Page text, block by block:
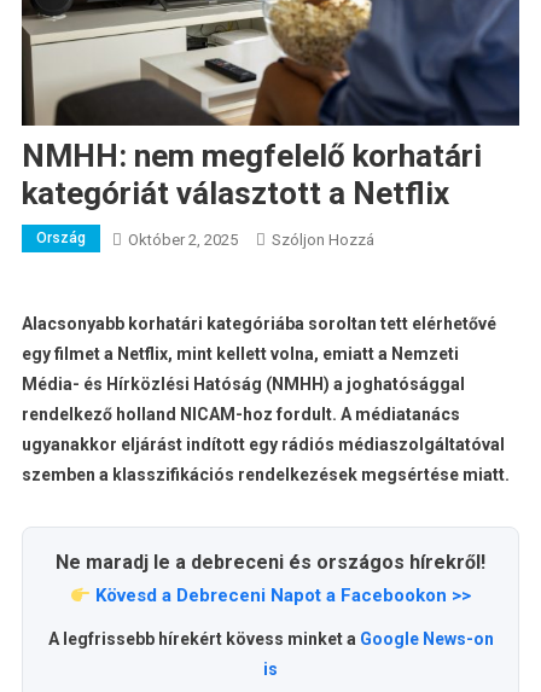
NMHH: nem megfelelő korhatári
kategóriát választott a Netflix
Ország Október 2, 2025 Szóljon HozzáA
Megfelelő
Korhatári
Kategóriát
Választott
A
Bejegyzéshez
Alacsonyabb korhatári kategóriába soroltan tett elérhetővé
egy filmet a Netflix, mint kellett volna, emiatt a Nemzeti
Média- és Hírközlési Hatóság (NMHH) a joghatósággal
rendelkező holland NICAM-hoz fordult. A médiatanács
ugyanakkor eljárást indított egy rádiós médiaszolgáltatóval
szemben a klasszifikációs rendelkezések megsértése miatt.
Ne maradj le a debreceni és országos hírekről!
Kövesd a Debreceni Napot a Facebookon >>
A legfrissebb hírekért kövess minket a Google News-on
is